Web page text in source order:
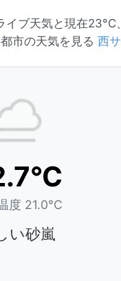
イブ天気と現在
市の天気を見る 西
度 21.0°C
い砂嵐